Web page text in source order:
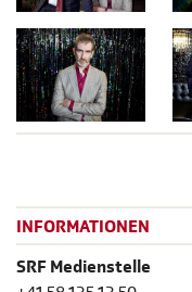
INFORMATIONEN
SRF Medienstelle